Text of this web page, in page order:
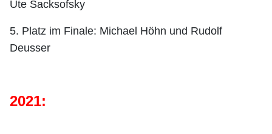
Ute Sacksofsky
5. Platz im Finale: Michael Höhn und Rudolf
Deusser
2021: